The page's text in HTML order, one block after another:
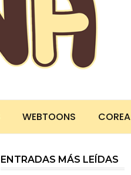
WEBTOONS COREA
ENTRADAS MÁS LEÍDAS